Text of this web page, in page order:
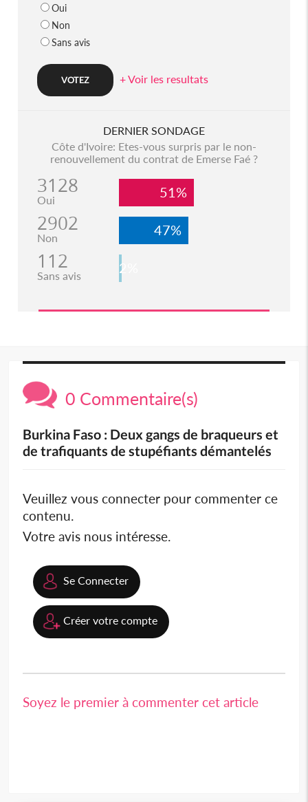
Oui
Non
Sans avis
+ Voir les resultats
DERNIER SONDAGE
Côte d'Ivoire: Etes-vous surpris par le non-
renouvellement du contrat de Emerse Faé ?
3128
Oui 51%
2902
Non 47%
112
Sans avis 2%
0 Commentaire(s)
Burkina Faso : Deux gangs de braqueurs et
de trafiquants de stupéfiants démantelés
Veuillez vous connecter pour commenter ce
contenu.
Votre avis nous intéresse.
Se Connecter
Créer votre compte
Soyez le premier à commenter cet article